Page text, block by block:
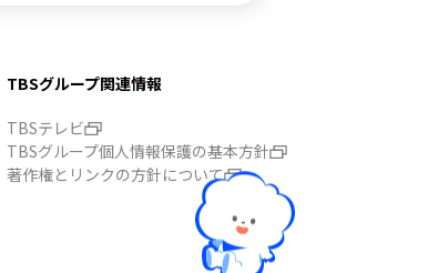
TBSグループ関連情報
TBSテレビ
TBSグループ個人情報保護の基本方針
著作権とリンクの方針について